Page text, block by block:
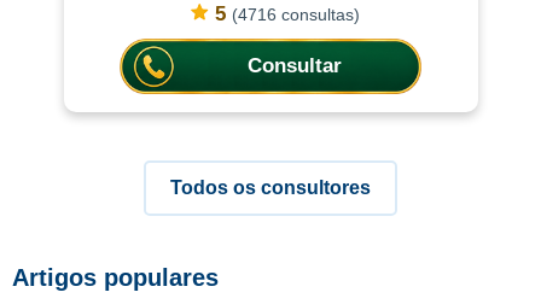
consultas ajudam a compreender
situações com mais clareza,
oferecendo or
5 (4716 consultas)
Consultar
Todos os consultores
Artigos populares